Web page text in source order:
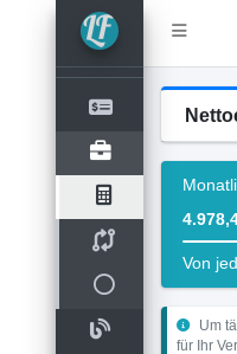
Von
Um
für Ihr